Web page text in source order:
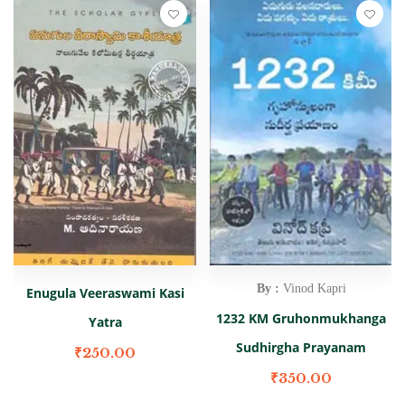
Enugula Veeraswami Kasi
Yatra
₹250.00
By : Vinod Kapri
1232 KM Gruhonmukhanga
Sudhirgha Prayanam
₹350.00